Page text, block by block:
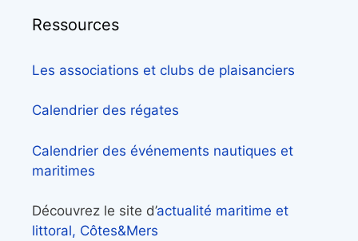
Ressources
Les associations et clubs de plaisanciers
Calendrier des régates
Calendrier des événements nautiques et
maritimes
Découvrez le site d’actualité maritime et
littoral, Côtes&Mers